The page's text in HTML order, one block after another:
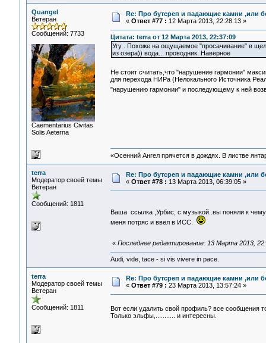
Quangel
Ветеран
Сообщений: 7733
Сaementarius Civitas
Solis Aeterna
Re: Про бутсреп и падающие камни ,или
« Ответ #77 : 12 Марта 2013, 22:28:13 »
Цитата: terra от 12 Марта 2013, 22:37:09
Угу . Похоже на ощущаемое "просачивание" в
из озера)) вода... проводник. Наверное
Не стоит считать,что "нарушение гармонии"
для перехода НИРа (Нелокального Источника
"нарушению гармонии" и последующему к ней
«Осенний Ангел прячется в дождях. В листве
terra
Модератор своей темы
Ветеран
Сообщений: 1811
Re: Про бутсреп и падающие камни ,или
« Ответ #78 : 13 Марта 2013, 06:39:05 »
Ваша ссылка ,Урбис, с музыкой..вы поняли к
меня потряс и ввел в ИСС.
« Последнее редактирование: 13 Марта 2013,
Audi, vide, tace - si vis vivere in pace.
terra
Модератор своей темы
Ветеран
Сообщений: 1811
Re: Про бутсреп и падающие камни ,или
« Ответ #79 : 23 Марта 2013, 13:57:24 »
Вот если удалить свой профиль? все сообщения
Только эльфы,........... и интересны.